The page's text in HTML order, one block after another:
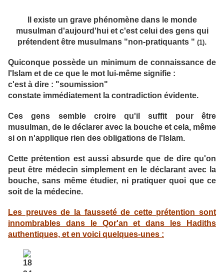
Il existe un grave phénomène dans le monde
musulman d'aujourd'hui et c'est celui des gens qui
prétendent être musulmans "non-pratiquants " (1).
Quiconque possède un minimum de connaissance de
l'Islam et de ce que le mot lui-même signifie :
c'est à dire : "soumission"
constate immédiatement la contradiction évidente.
Ces gens semble croire qu'il suffit pour être
musulman, de le déclarer avec la bouche et cela, même
si on n'applique rien des obligations de l'Islam.
Cette prétention est aussi absurde que de dire qu'on
peut être médecin simplement en le déclarant avec la
bouche, sans même étudier, ni pratiquer quoi que ce
soit de la médecine.
Les preuves de la fausseté de cette prétention sont
innombrables dans le Qor'an et dans les Hadiths
authentiques, et en voici quelques-unes :